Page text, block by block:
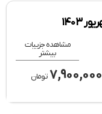
7,900,000تومان
مشاهده جزییات
بیشتر